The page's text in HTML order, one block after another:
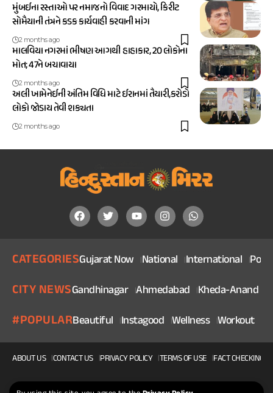
મુંબઈના રસ્તાઓ પર નમાજનો વિવાદ ગરમાયો, કિરીટ
સોમૈયાની તંત્રને કડક કાર્યવાહી કરવાની માંગ
2 months ago
માલવિયા નગરમાં ભીષણ આગથી હાહાકાર, 20 લોકોના
મોત; 47ને બચાવાયા
2 months ago
અલી ખામેનેઈની અંતિમ વિધિ માટે ઈરાનમાં તૈયારી,કરોડો
લોકો જોડાય તેવી શક્યતા
2 months ago
CATEGORIESGujarat Now National International
CITY NEWSGandhinagar Ahmedabad Kheda-Anand
#POPULARBeautiful Instagood Wellness Workout
ABOUT US CONTACT US PRIVACY POLICY TERMS OF USE FACT CHECKING